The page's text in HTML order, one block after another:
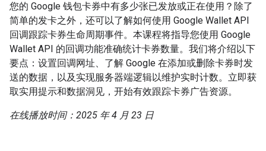
您的 Google 钱包卡券中有多少张已发放或正在使用？除了
简单的发卡之外，还可以了解如何使用 Google Wallet API
回调跟踪卡券生命周期事件。本课程将指导您使用 Google
Wallet API 的回调功能准确统计卡券数量。我们将介绍以下
要点：设置回调网址、了解 Google 在添加或删除卡券时发
送的数据，以及实现服务器端逻辑以维护实时计数。立即获
取实用提示和数据洞见，开始有效跟踪卡券广告资源。
在线播放时间：2025 年 4 月 23 日